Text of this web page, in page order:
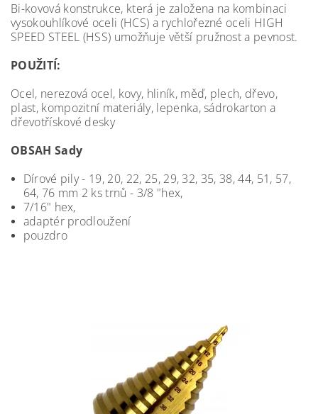
Bi-kovová konstrukce, která je založena na kombinaci
vysokouhlíkové oceli (HCS) a rychlořezné oceli HIGH
SPEED STEEL (HSS) umožňuje větší pružnost a pevnost.
POUŽITÍ:
Ocel, nerezová ocel, kovy, hliník, měď, plech, dřevo,
plast, kompozitní materiály, lepenka, sádrokarton a
dřevotřískové desky
OBSAH Sady
Dírové pily - 19, 20, 22, 25, 29, 32, 35, 38, 44, 51, 57,
64, 76 mm 2 ks trnů - 3/8 "hex,
7/16" hex,
adaptér prodloužení
pouzdro